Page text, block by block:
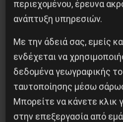
Η Μπουρκίνα Φάσο του
ιμπεριαλιστική σχισμή
26 Μαΐου 2025
περιεχομένου, έρευνα
ανάπτυξη υπηρεσιών.
Με την άδειά σας, εμείς
ενδέχεται να
δεδομένα γεωγραφικής
ταυτοποίησης μέσω
Μπορείτε να κάνετε κλικ
στην επεξεργασία από